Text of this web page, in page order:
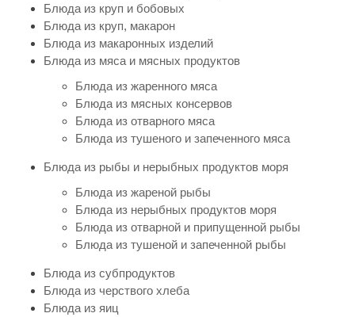
Блюда из круп и бобовых
Блюда из круп, макарон
Блюда из макаронных изделий
Блюда из мяса и мясных продуктов
Блюда из жаренного мяса
Блюда из мясных консервов
Блюда из отварного мяса
Блюда из тушеного и запеченного мяса
Блюда из рыбы и нерыбных продуктов моря
Блюда из жареной рыбы
Блюда из нерыбных продуктов моря
Блюда из отварной и припущенной рыбы
Блюда из тушеной и запеченной рыбы
Блюда из субпродуктов
Блюда из черствого хлеба
Блюда из яиц